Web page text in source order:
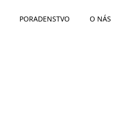
PORADENSTVO O NÁS